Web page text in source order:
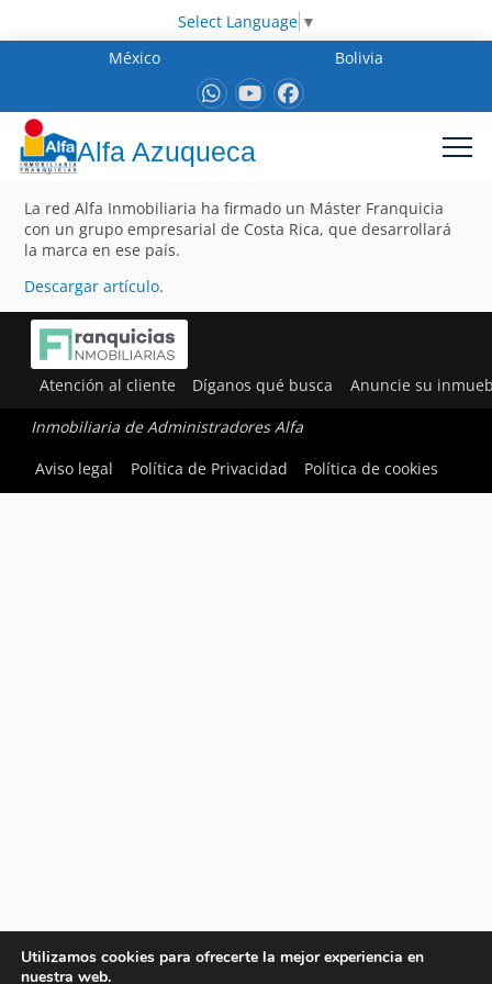
Select Language ▼
México
Bolivia
Alfa Azuqueca
La red Alfa Inmobiliaria ha firmado un Máster Franquicia
con un grupo empresarial de Costa Rica, que desarrollará
la marca en ese país.
Descargar artículo.
Atención al cliente Díganos qué busca Anuncie su
Inmobiliaria de Administradores Alfa
Aviso legal
Política de Privacidad Política de cookies
Utilizamos cookies para ofrecerte la mejor experiencia en
nuestra web.